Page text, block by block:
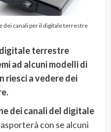
dei canali per il digitale terrestre
terrestre
ad alcuni modelli di
riesci a vedere dei
dei canali del digitale
con se alcuni